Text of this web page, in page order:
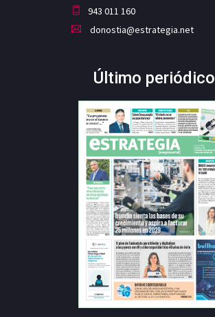
943 011 160
donostia@estrategia.net
Último periódico